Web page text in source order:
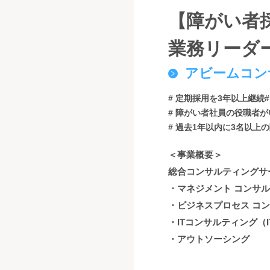
【障がい
業務リーダ
アビームコ
# 定期採用を3年以上継続
# 障がい者社員の役職者が
# 過去1年以内に3名以上
＜事業概要＞
総合コンサルティングサ
・マネジメント コンサ
・ビジネスプロセス コ
・ITコンサルティング
・アウトソーシング